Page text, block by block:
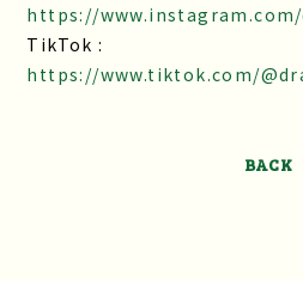
https://
TikTok :
https://www.tiktok.com/
BACK